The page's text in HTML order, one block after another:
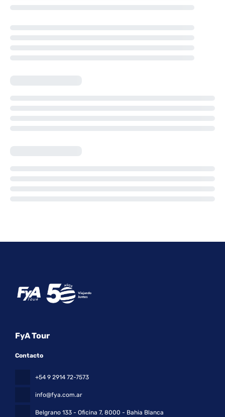
FyA Tour
Contacto
+54 9 2914 72-7573
info@fya.com.ar
Belgrano 133 - Oficina 7, 8000 - Bahia Blanca